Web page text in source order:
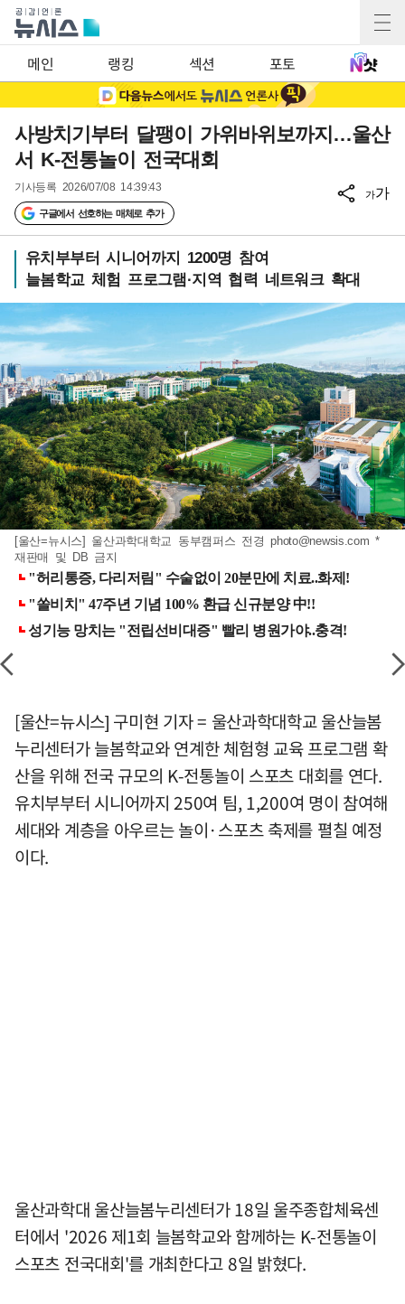
메인 랭킹 섹션 포토
사방치기부터 달팽이 가위바위보까지…울산
서 K-전통놀이 전국대회
기사등록 2026/07/08 14:39:43
구글에서 선호하는 매체로 추가
가가
유치부부터 시니어까지 1200명 참여
늘봄학교 체험 프로그램·지역 협력 네트워크 확대
[울산=뉴시스] 울산과학대학교 동부캠퍼스 전경photo@newsis.com *
재판매 및 DB 금지
[울산=뉴시스] 구미현 기자 = 울산과학대학교 울산늘봄
누리센터가 늘봄학교와 연계한 체험형 교육 프로그램 확
산을 위해 전국 규모의 K-전통놀이 스포츠 대회를 연다.
유치부부터 시니어까지 250여 팀, 1,200여 명이 참여해
세대와 계층을 아우르는 놀이·스포츠 축제를 펼칠 예정
이다.
울산과학대 울산늘봄누리센터가 18일 울주종합체육센
터에서 '2026 제1회 늘봄학교와 함께하는 K-전통놀이
스포츠 전국대회'를 개최한다고 8일 밝혔다.